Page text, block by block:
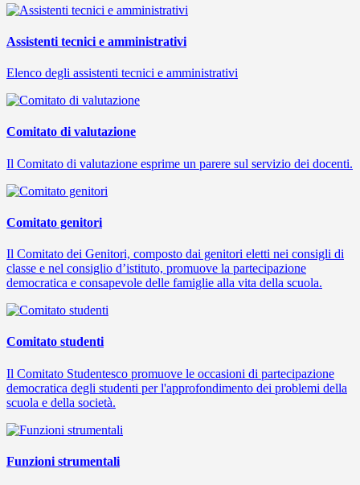
Assistenti tecnici e amministrativi
Elenco degli assistenti tecnici e amministrativi
Comitato di valutazione
Il Comitato di valutazione esprime un parere sul servizio dei docenti.
Comitato genitori
Il Comitato dei Genitori, composto dai genitori eletti nei consigli di
classe e nel consiglio d’istituto, promuove la partecipazione
democratica e consapevole delle famiglie alla vita della scuola.
Comitato studenti
Il Comitato Studentesco promuove le occasioni di partecipazione
democratica degli studenti per l'approfondimento dei problemi della
scuola e della società.
Funzioni strumentali